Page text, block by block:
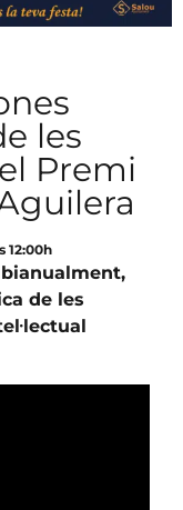
les
Premi
12:00h
de les